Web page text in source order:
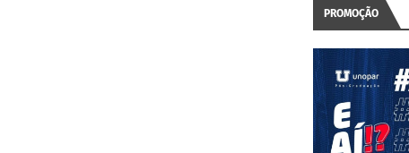
PROMOÇÃO